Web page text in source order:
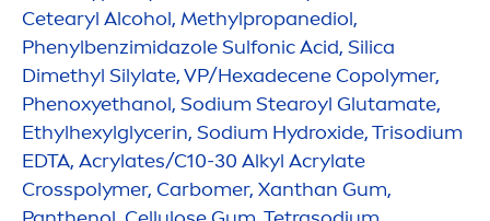
Cetearyl Alcohol, Methylpropanediol,
Phenylbenzimidazole Sulfonic Acid, Silica
Dimethyl Silylate, VP/Hexadecene Copolymer,
Phenoxyethanol, Sodium Stearoyl Glutamate,
Ethylhexylglycerin, Sodium Hydroxide, Trisodium
EDTA, Acrylates/C10-30 Alkyl Acrylate
Crosspolymer, Carbomer, Xanthan Gum,